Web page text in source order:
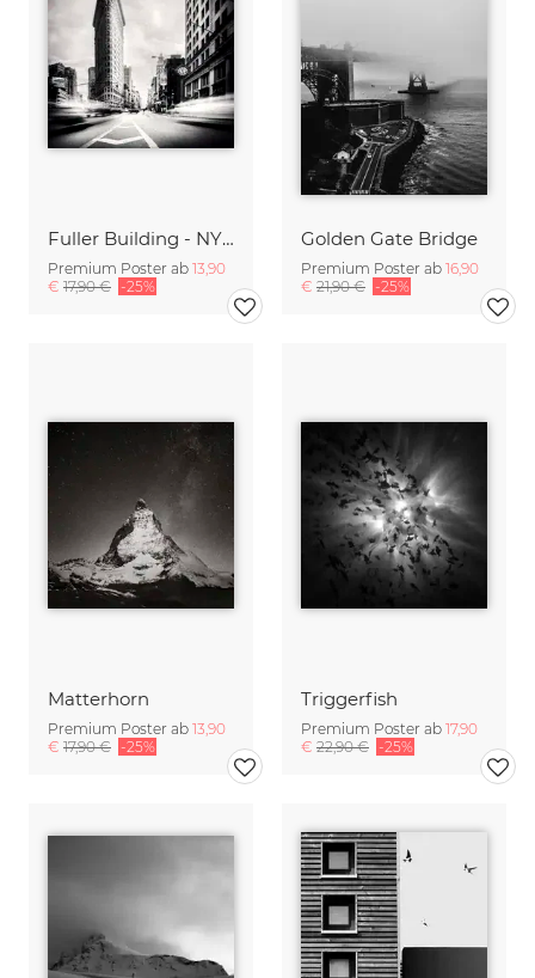
Fuller Building - NYC
Premium Poster ab 13,90
€ 17,90 € -25%
Golden Gate Bridge
Premium Poster ab 16,90
€ 21,90 € -25%
Matterhorn
Premium Poster ab 13,90
€ 17,90 € -25%
Triggerfish
Premium Poster ab 17,90
€ 22,90 € -25%